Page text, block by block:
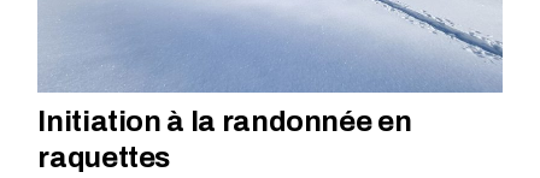
Initiation à la randonnée en
raquettes